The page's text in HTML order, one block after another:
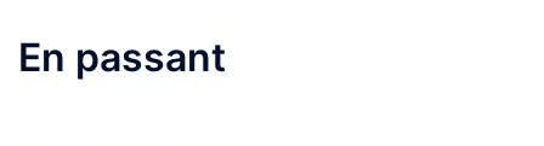
En passant